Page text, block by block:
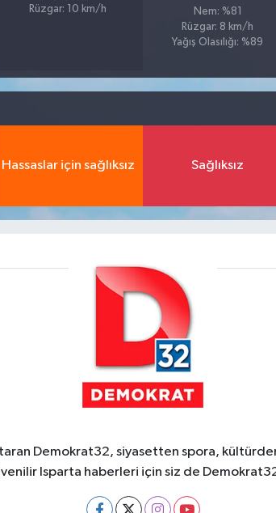
Rüzgar: 10 km/h
Nem: %81
Rüzgar: 8 km/h
Yağış Olasılığı: %89
Hassaslar için sağlıksız Sağlıksız
Demokrat32, siyasetten spora,
Isparta haberleri için siz de